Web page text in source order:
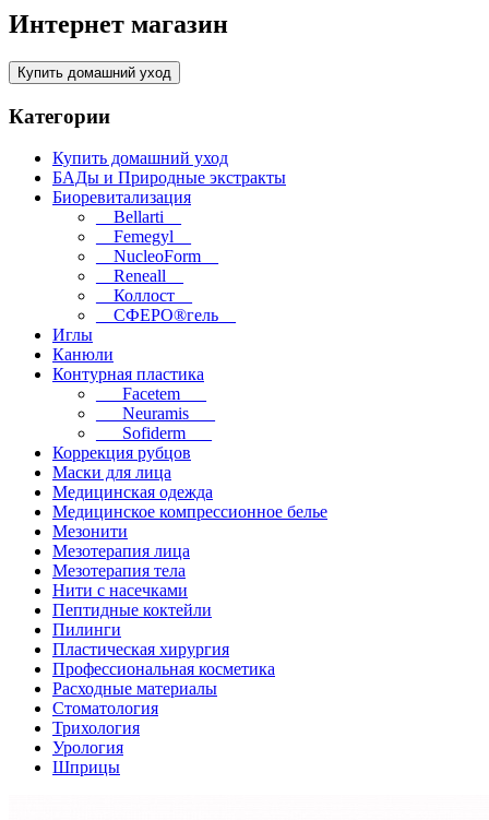
Интернет магазин
Купить домашний уход
Категории
Купить домашний уход
БАДы и Природные экстракты
Биоревитализация
__Bellarti__
__Femegyl__
__NucleoForm__
__Reneall__
__Коллост__
__СФЕРО®гель__
Иглы
Канюли
Контурная пластика
___Facetem___
___Neuramis___
___Sofiderm___
Коррекция рубцов
Маски для лица
Медицинская одежда
Медицинское компрессионное белье
Мезонити
Мезотерапия лица
Мезотерапия тела
Нити с насечками
Пептидные коктейли
Пилинги
Пластическая хирургия
Профессиональная косметика
Расходные материалы
Стоматология
Трихология
Урология
Шприцы